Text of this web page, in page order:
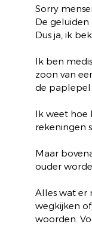
Sorry
De
Dus ja, ik
Ik ben
zoon van
de paplepel
Ik weet hoe
rekeningen
Maar
ouder
Alles wat er
wegkijken
woorden.